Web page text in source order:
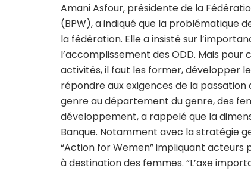
Amani Asfour, présidente de la
(BPW), a indiqué que la problématique
la fédération. Elle a insisté sur
l’accomplissement des ODD. Mais
activités, il faut les former, développer
répondre aux exigences de la
genre au département du genre, des
développement, a rappelé que la
Banque. Notamment avec la stratégie
“Action for Wemen” impliquant acteurs
à destination des femmes. “L’axe